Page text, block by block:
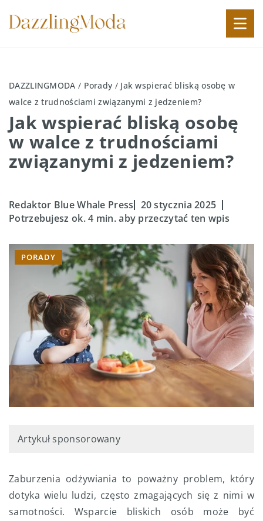
DAZZLINGMODA / Porady / Jak wspierać bliską osobę w
walce z trudnościami związanymi z jedzeniem?
Jak wspierać bliską osobę
w walce z trudnościami
związanymi z jedzeniem?
Redaktor Blue Whale Press
20 stycznia 2025
Potrzebujesz ok. 4 min. aby przeczytać ten wpis
PORADY
Artykuł sponsorowany
Zaburzenia odżywiania to poważny problem, który
dotyka wielu ludzi, często zmagających się z nimi w
samotności. Wsparcie bliskich osób może być